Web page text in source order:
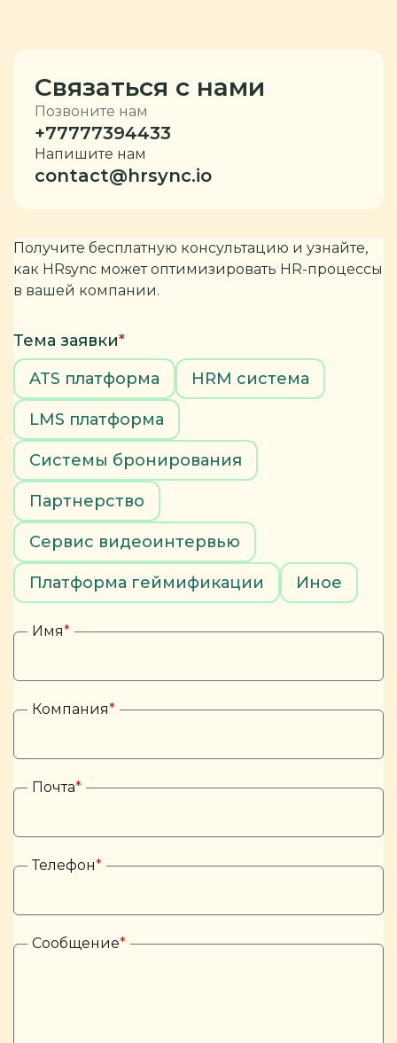
Связаться с нами
Позвоните нам
+77777394433
Напишите нам
contact@hrsync.io
Получите бесплатную консультацию и узнайте,
как HRsync может оптимизировать HR-процессы
в вашей компании.
Тема заявки*
ATS платформа
HRM система
LMS платформа
Системы бронирования
Партнерство
Сервис видеоинтервью
Платформа геймификации Иное
Имя*
Компания*
Почта*
Телефон*
Сообщение*